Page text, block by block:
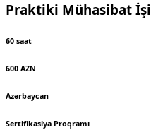
Praktiki Mühasibat İşi
60 saat
600 AZN
Azərbaycan
Sertifikasiya Proqramı